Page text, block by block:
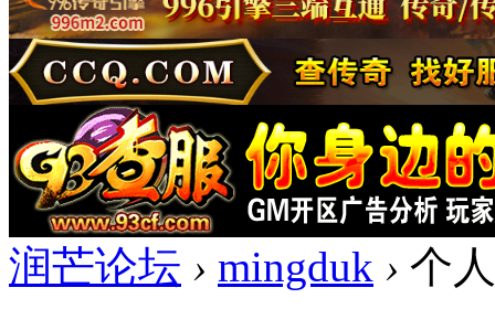
润芒论坛 › mingduk › 个